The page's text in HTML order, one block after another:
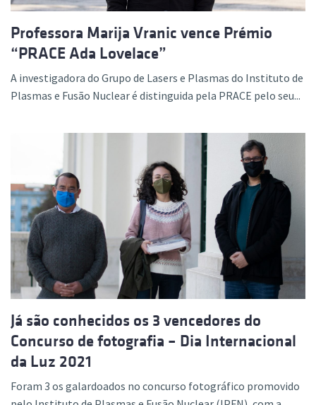
Professora Marija Vranic vence Prémio
“PRACE Ada Lovelace”
A investigadora do Grupo de Lasers e Plasmas do Instituto de
Plasmas e Fusão Nuclear é distinguida pela PRACE pelo seu...
Já são conhecidos os 3 vencedores do
Concurso de fotografia – Dia Internacional
da Luz 2021
Foram 3 os galardoados no concurso fotográfico promovido